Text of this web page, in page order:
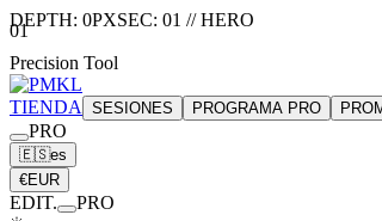
DEPTH: 0PXSEC: 01 //HERO
01
Precision Tool
TIENDA SESIONES PROGRAMA PRO
PRO
🇪🇸es
€EUR
EDIT. PRO